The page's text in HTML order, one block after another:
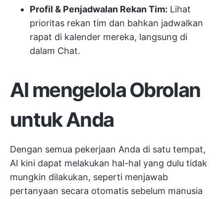
Profil & Penjadwalan Rekan Tim: Lihat
prioritas rekan tim dan bahkan jadwalkan
rapat di kalender mereka, langsung di
dalam Chat.
AI mengelola Obrolan
untuk Anda
Dengan semua pekerjaan Anda di satu tempat,
AI kini dapat melakukan hal-hal yang dulu tidak
mungkin dilakukan, seperti menjawab
pertanyaan secara otomatis sebelum manusia